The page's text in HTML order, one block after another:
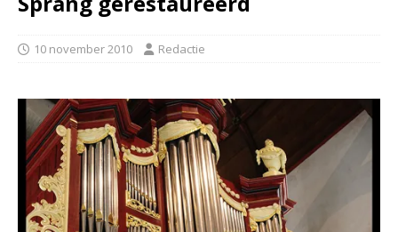
10 november 2010 Redactie